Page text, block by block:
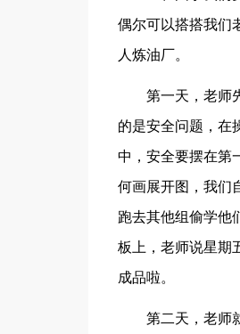
偶尔可以搭搭我们
人炼油厂。
第一天，老师
的是安全问题，在
中，安全要摆在第
何画展开图，我们
跑去其他组偷学他
板上，老师说星期
成品啦。
第二天，老师